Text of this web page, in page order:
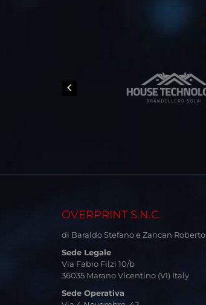
OVERPRINT S.N.C.
di Baraldo Stefano e Zancan Roberto
Sede Legale
Via Fabio Filzi 10/b
36035 Marano Vicentino (VI) Italy
Sede Operativa